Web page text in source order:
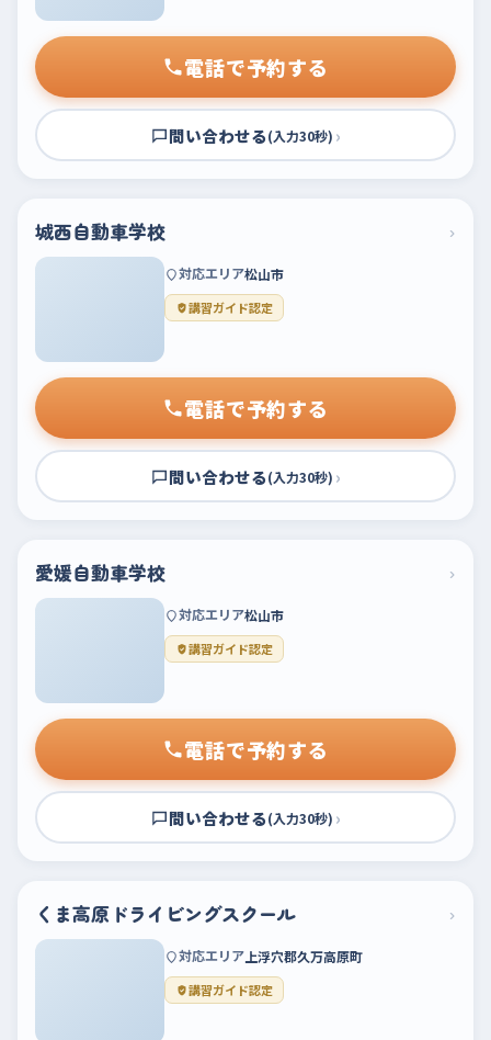
電話で予約する
問い合わせる(入力30秒) ›
城西自動車学校 ›
対応エリア松山市
講習ガイド認定
電話で予約する
問い合わせる(入力30秒) ›
愛媛自動車学校 ›
対応エリア松山市
講習ガイド認定
電話で予約する
問い合わせる(入力30秒) ›
くま高原ドライビングスクール ›
対応エリア 上浮穴郡久万高原町
講習ガイド認定